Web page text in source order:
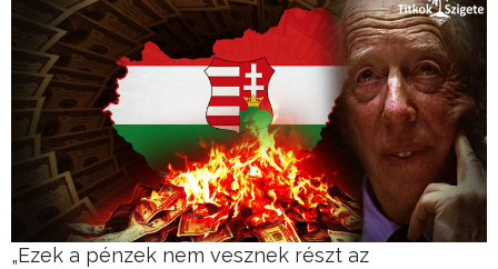
„Ezek a pénzek nem vesznek részt az